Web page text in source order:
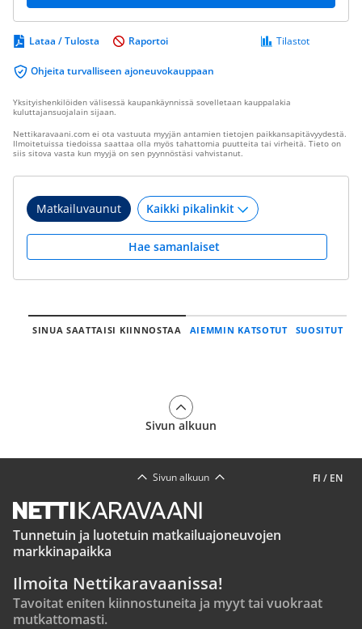
Lataa / Tulosta
Ohjeita turvalliseen ajoneuvokauppaan
Tilastot
Raportoi
Yksityishenkilöiden välisessä kaupankäynnissä sovelletaan kauppalakia
kuluttajansuojalain sijaan.
Nettikaravaani.com ei ota vastuuta myyjän antamien tietojen paikkansapitävyydestä.
Ilmoitetuissa tiedoissa saattaa olla myös tahattomia puutteita tai virheitä. Tieto on
siis sitova vasta kun myyjä on sen pyynnöstäsi vahvistanut.
Matkailuvaunut
Hae samanlaiset
SINUA SAATTAISI KIINNOSTAA AIEMMIN KATSOTUT SUOSITUT
Sivun alkuun
FI / EN
Sivun alkuun
Tunnetuin ja luotetuin matkailuajoneuvojen
markkinapaikka
Ilmoita Nettikaravaanissa!
Tavoitat eniten kiinnostuneita ja myyt tai vuokraat
mutkattomasti.